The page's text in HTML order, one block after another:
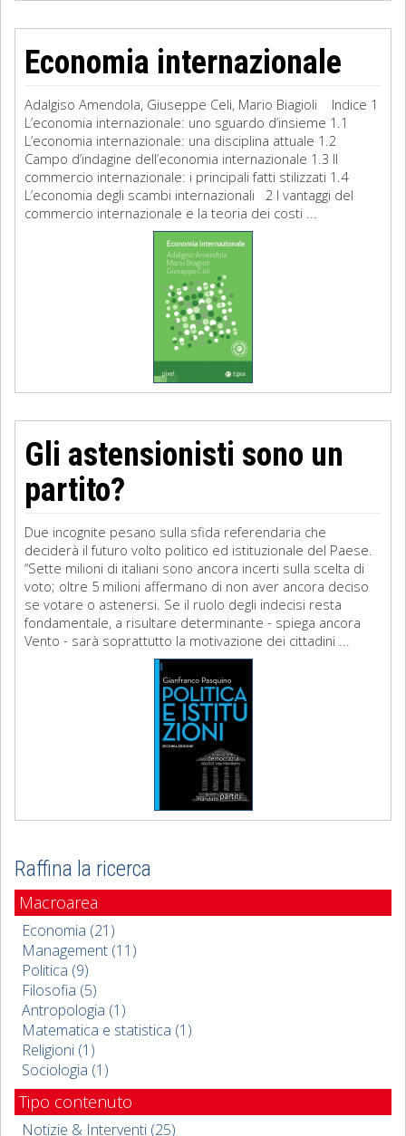
Economia internazionale
Adalgiso Amendola, Giuseppe Celi, Mario Biagioli Indice 1
L’economia internazionale: uno sguardo d’insieme 1.1
L’economia internazionale: una disciplina attuale 1.2
Campo d’indagine dell’economia internazionale 1.3 Il
commercio internazionale: i principali fatti stilizzati 1.4
L’economia degli scambi internazionali 2 I vantaggi del
commercio internazionale e la teoria dei costi ...
Gli astensionisti sono un
partito?
Due incognite pesano sulla sfida referendaria che
deciderà il futuro volto politico ed istituzionale del Paese.
“Sette milioni di italiani sono ancora incerti sulla scelta di
voto; oltre 5 milioni affermano di non aver ancora deciso
se votare o astenersi. Se il ruolo degli indecisi resta
fondamentale, a risultare determinante - spiega ancora
Vento - sarà soprattutto la motivazione dei cittadini ...
Raffina la ricerca
Macroarea
Economia (21)
Management (11)
Politica (9)
Filosofia (5)
Antropologia (1)
Matematica e statistica (1)
Religioni (1)
Sociologia (1)
Tipo contenuto
Notizie & Interventi (25)